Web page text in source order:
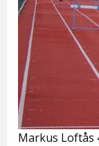
Markus Loftås